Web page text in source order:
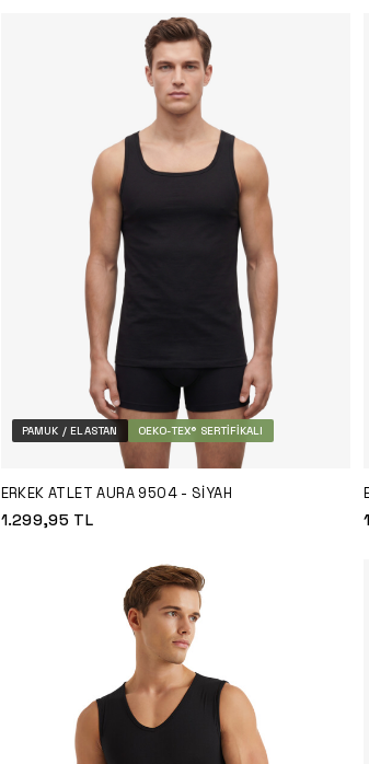
PAMUK / ELASTAN OEKO-TEX® SERTIFIKALI
ERKEK ATLET AURA 9504 - SIYAH
1.299,95TL